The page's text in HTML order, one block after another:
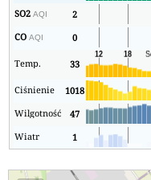
SO2AQI 2
COAQI 0
Temp. 33
Ciśnienie 1018
Wilgotność
47
Wiatr
1